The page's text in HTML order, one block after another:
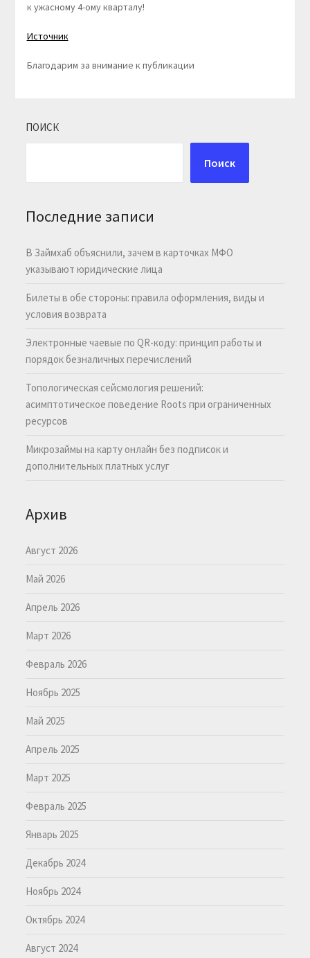
к ужасному 4-ому кварталу!
Источник
Благодарим за внимание к публикации
ПОИСК
Поиск
Последние записи
В Займхаб объяснили, зачем в карточках МФО
указывают юридические лица
Билеты в обе стороны: правила оформления, виды и
условия возврата
Электронные чаевые по QR-коду: принцип работы и
порядок безналичных перечислений
Топологическая сейсмология решений:
асимптотическое поведение Roots при ограниченных
ресурсов
Микрозаймы на карту онлайн без подписок и
дополнительных платных услуг
Архив
Август 2026
Май 2026
Апрель 2026
Март 2026
Февраль 2026
Ноябрь 2025
Май 2025
Апрель 2025
Март 2025
Февраль 2025
Январь 2025
Декабрь 2024
Ноябрь 2024
Октябрь 2024
Август 2024